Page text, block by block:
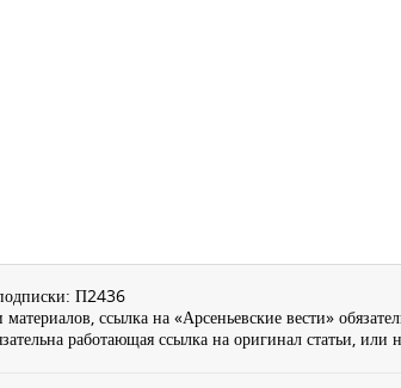
П2436
ссылка на «Арсеньевские вести»
работающая ссылка на оригинал статьи, или